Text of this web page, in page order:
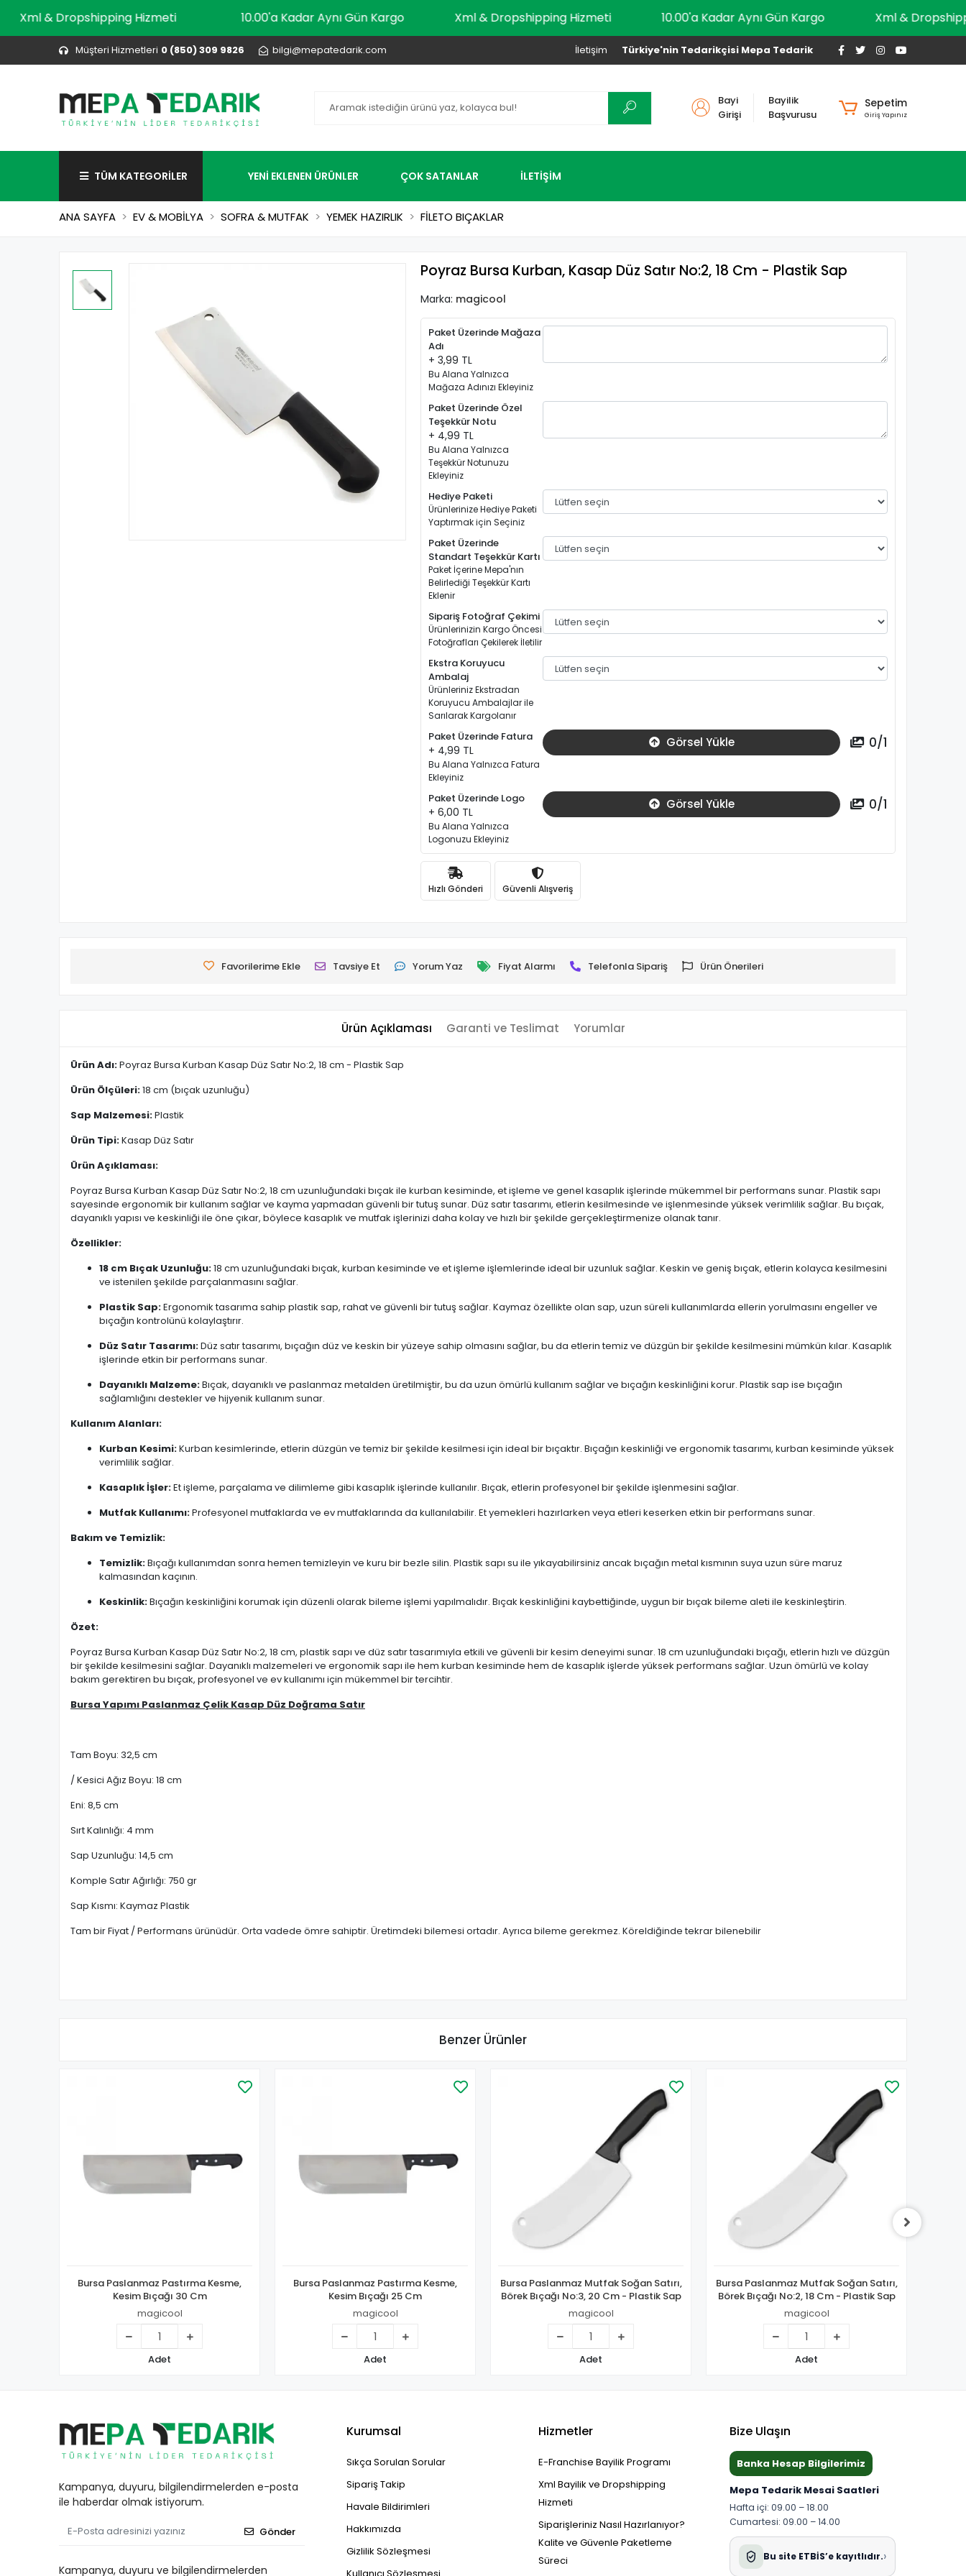
Xml & Dropshipping Hizmeti 10.00'a Kadar Aynı Gün Kargo Xml & Dropshipping Hizmeti 10.00'a Kadar Aynı Gün Kargo Xml &
Müşteri Hizmetleri 0 (850) 309 9826 bilgi@mepatedarik.com Türkiye'nin Tedarikçisi Mepa Tedarik
İletişim
Bayi
Girişi
Bayilik
Başvurusu
Sepetim
Giriş Yapınız
TÜM KATEGORİLER YENİ EKLENEN ÜRÜNLER ÇOK SATANLAR İLETİŞİM
ANA SAYFA EV & MOBİLYA SOFRA & MUTFAK YEMEK HAZIRLIK FİLETO BIÇAKLAR
Poyraz Bursa Kurban, Kasap Düz Satır No:2, 18 Cm - Plastik Sap
Marka: magicool
Paket Üzerinde Mağaza
Adı
+ 3,99 TL
Bu Alana Yalnızca
Mağaza Adınızı Ekleyiniz
Paket Üzerinde Özel
Teşekkür Notu
+ 4,99 TL
Bu Alana Yalnızca
Teşekkür Notunuzu
Ekleyiniz
Hediye Paketi
Ürünlerinize Hediye Paketi
Yaptırmak için Seçiniz
Paket Üzerinde
Standart Teşekkür Kartı
Paket İçerine Mepa'nın
Belirlediği Teşekkür Kartı
Eklenir
Sipariş Fotoğraf Çekimi
Ürünlerinizin Kargo Öncesi
Fotoğrafları Çekilerek İletilir
Ekstra Koruyucu
Ambalaj
Ürünleriniz Ekstradan
Koruyucu Ambalajlar ile
Sarılarak Kargolanır
Paket Üzerinde Fatura
+ 4,99 TL
Bu Alana Yalnızca Fatura
Ekleyiniz
Görsel Yükle 0/1
Paket Üzerinde Logo
+ 6,00 TL
Bu Alana Yalnızca
Logonuzu Ekleyiniz
Görsel Yükle 0/1
Hızlı Gönderi Güvenli Alışveriş
Favorilerime Ekle Tavsiye Et Yorum Yaz Fiyat Alarmı Telefonla Sipariş Ürün Önerileri
Ürün Açıklaması Garanti ve Teslimat Yorumlar
Ürün Adı:Poyraz Bursa Kurban Kasap Düz Satır No:2, 18 cm - Plastik Sap
Ürün Ölçüleri:18 cm (bıçak uzunluğu)
Sap Malzemesi:Plastik
Ürün Tipi:Kasap Düz Satır
Ürün Açıklaması:
Poyraz Bursa Kurban Kasap Düz Satır No:2, 18 cm uzunluğundaki bıçak ile kurban kesiminde, et işleme ve genel kasaplık işlerinde mükemmel bir performans sunar. Plastik sapı
sayesinde ergonomik bir kullanım sağlar ve kayma yapmadan güvenli bir tutuş sunar. Düz satır tasarımı, etlerin kesilmesinde ve işlenmesinde yüksek verimlilik sağlar. Bu bıçak,
dayanıklı yapısı ve keskinliği ile öne çıkar, böylece kasaplık ve mutfak işlerinizi daha kolay ve hızlı bir şekilde gerçekleştirmenize olanak tanır.
Özellikler:
18 cm Bıçak Uzunluğu:18 cm uzunluğundaki bıçak, kurban kesiminde ve et işleme işlemlerinde ideal bir uzunluk sağlar. Keskin ve geniş bıçak, etlerin kolayca kesilmesini
ve istenilen şekilde parçalanmasını sağlar.
Plastik Sap:Ergonomik tasarıma sahip plastik sap, rahat ve güvenli bir tutuş sağlar. Kaymaz özellikte olan sap, uzun süreli kullanımlarda ellerin yorulmasını engeller ve
bıçağın kontrolünü kolaylaştırır.
Düz Satır Tasarımı:Düz satır tasarımı, bıçağın düz ve keskin bir yüzeye sahip olmasını sağlar, bu da etlerin temiz ve düzgün bir şekilde kesilmesini mümkün kılar. Kasaplık
işlerinde etkin bir performans sunar.
Dayanıklı Malzeme:Bıçak, dayanıklı ve paslanmaz metalden üretilmiştir, bu da uzun ömürlü kullanım sağlar ve bıçağın keskinliğini korur. Plastik sap ise bıçağın
sağlamlığını destekler ve hijyenik kullanım sunar.
Kullanım Alanları:
Kurban Kesimi:Kurban kesimlerinde, etlerin düzgün ve temiz bir şekilde kesilmesi için ideal bir bıçaktır. Bıçağın keskinliği ve ergonomik tasarımı, kurban kesiminde yüksek
verimlilik sağlar.
Kasaplık İşler:Et işleme, parçalama ve dilimleme gibi kasaplık işlerinde kullanılır. Bıçak, etlerin profesyonel bir şekilde işlenmesini sağlar.
Mutfak Kullanımı:Profesyonel mutfaklarda ve ev mutfaklarında da kullanılabilir. Et yemekleri hazırlarken veya etleri keserken etkin bir performans sunar.
Bakım ve Temizlik:
Temizlik:Bıçağı kullanımdan sonra hemen temizleyin ve kuru bir bezle silin. Plastik sapı su ile yıkayabilirsiniz ancak bıçağın metal kısmının suya uzun süre maruz
kalmasından kaçının.
Keskinlik:Bıçağın keskinliğini korumak için düzenli olarak bileme işlemi yapılmalıdır. Bıçak keskinliğini kaybettiğinde, uygun bir bıçak bileme aleti ile keskinleştirin.
Özet:
Poyraz Bursa Kurban Kasap Düz Satır No:2, 18 cm, plastik sapı ve düz satır tasarımıyla etkili ve güvenli bir kesim deneyimi sunar. 18 cm uzunluğundaki bıçağı, etlerin hızlı ve düzgün
bir şekilde kesilmesini sağlar. Dayanıklı malzemeleri ve ergonomik sapı ile hem kurban kesiminde hem de kasaplık işlerde yüksek performans sağlar. Uzun ömürlü ve kolay
bakım gerektiren bu bıçak, profesyonel ve ev kullanımı için mükemmel bir tercihtir.
Bursa Yapımı Paslanmaz Çelik Kasap Düz Doğrama Satır
Tam Boyu: 32,5 cm
/ Kesici Ağız Boyu: 18 cm
Eni: 8,5 cm
Sırt Kalınlığı: 4 mm
Sap Uzunluğu: 14,5 cm
Komple Satır Ağırlığı: 750 gr
Sap Kısmı: Kaymaz Plastik
Tam bir Fiyat / Performans ürünüdür. Orta vadede ömre sahiptir. Üretimdeki bilemesi ortadır. Ayrıca bileme gerekmez. Köreldiğinde tekrar bilenebilir
Benzer Ürünler
Bursa Paslanmaz Pastırma Kesme,
Kesim Bıçağı 30 Cm
magicool
Adet
Bursa Paslanmaz Pastırma Kesme,
Kesim Bıçağı 25 Cm
magicool
Adet
Bursa Paslanmaz Mutfak Soğan Satırı,
Börek Bıçağı No:3, 20 Cm - Plastik Sap
magicool
Adet
Bursa Paslanmaz Mutfak Soğan Satırı,
Börek Bıçağı No:2, 18 Cm - Plastik Sap
magicool
Adet
Kampanya, duyuru, bilgilendirmelerden e-posta
ile haberdar olmak istiyorum.
Gönder
Kampanya, duyuru ve bilgilendirmelerden
Kurumsal
Sıkça Sorulan Sorular
Sipariş Takip
Havale Bildirimleri
Hakkımızda
Gizlilik Sözleşmesi
Hizmetler
E-Franchise Bayilik Programı
Xml Bayilik ve Dropshipping
Hizmeti
Siparişleriniz Nasıl Hazırlanıyor?
Kalite ve Güvenle Paketleme
Süreci
Bize Ulaşın
Banka Hesap Bilgilerimiz
Mepa Tedarik Mesai Saatleri
Hafta içi: 09.00 – 18.00
Cumartesi: 09.00 – 14.00
Bu site ETBİS’e kayıtlıdır.›